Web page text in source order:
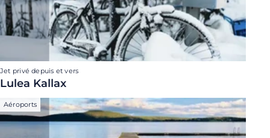
Jet privé depuis et vers
Lulea Kallax
Aéroports